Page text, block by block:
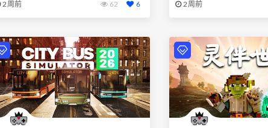
2周前 62 6 2周前